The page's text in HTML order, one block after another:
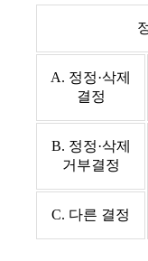
A. 정정·삭제
결정
B. 정정·삭제
거부결정
C. 다른 결정